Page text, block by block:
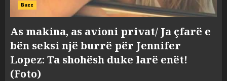
Buzz
As makina, as avioni privat/ Ja çfarë e
bën seksi një burrë për Jennifer
Lopez: Ta shohësh duke larë enët!
(Foto)